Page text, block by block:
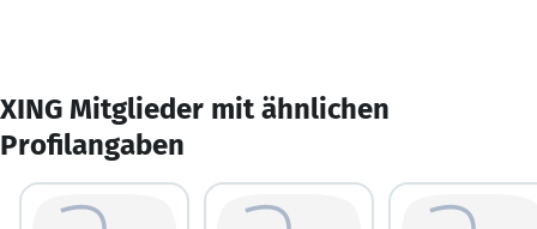
XING Mitglieder mit ähnlichen
Profilangaben